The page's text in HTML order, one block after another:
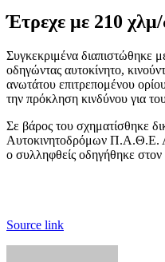
Έτρεχε με 210
Συγκεκριμένα διαπιστώθηκε
οδηγώντας αυτοκίνητο,
ανωτάτου επιτρεπομένου
την πρόκληση κινδύνου για
Σε βάρος του σχηματίσθηκε
Αυτοκινητοδρόμων Π.Α.Θ.Ε.
ο συλληφθείς οδηγήθηκε
Source link